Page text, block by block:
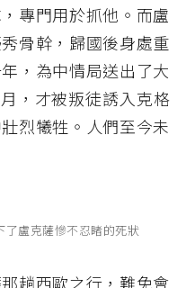
專門用於抓他。而盧
骨幹，歸國後身處重
，為中情局送出了大
，才被叛徒誘入克格
烈犧牲。人們至今未
了盧克薩慘不忍睹的死狀
趟西歐之行，難免會